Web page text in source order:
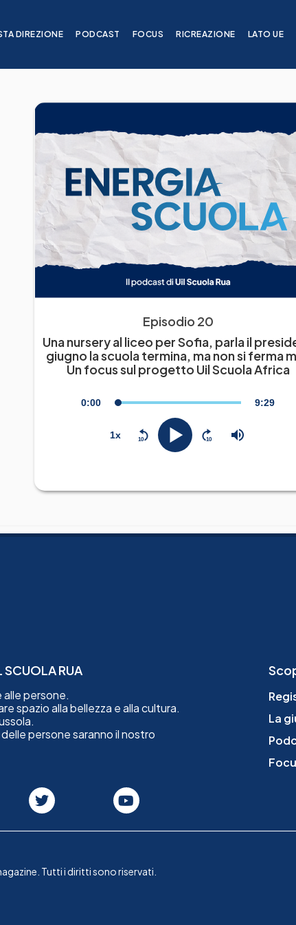
DIREZIONE PODCAST FOCUS RICREAZIONE LATO UE
Episodio 20
Una nursery al liceo per Sofia, parla il
giugno la scuola termina, ma non si ferma
Un focus sul progetto Uil Scuola Africa
RUA
alle persone.
spazio alla bellezza e alla cultura.
persone saranno il nostro
La
Tutti i diritti sono riservati.